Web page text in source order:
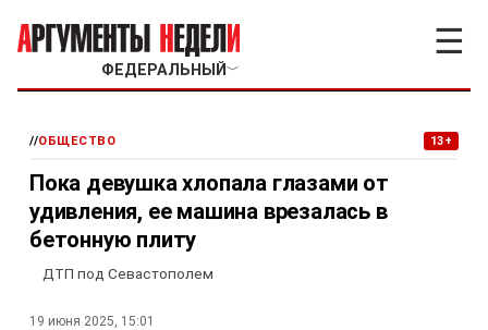
ФЕДЕРАЛЬНЫЙ ﹀
☰
//ОБЩЕСТВО 13+
Пока девушка хлопала глазами от
удивления, ее машина врезалась в
бетонную плиту
ДТП под Севастополем
19 июня 2025, 15:01